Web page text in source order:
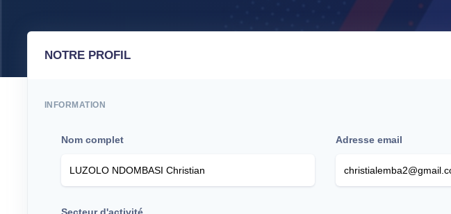
NOTRE PROFIL
INFORMATION
Nom complet Adresse email
Secteur d'activité